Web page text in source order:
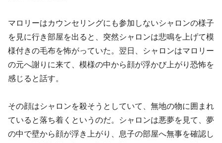
マロリーはカウンセリングにも参加しないシャロンの様子
を見に行き部屋を出ると、突然シャロンは悲鳴を上げて模
様付きの毛布を怖がっていた。翌日、シャロンはマロリー
の元へ謝りに来て、模様の中から顔が浮かび上がり恐怖を
感じると話す。
その顔はシャロンを殺そうとしていて、無地の物に囲まれ
ていると落ち着くというのだ。シャロンは悪夢を見て、夢
の中で壁から顔が浮き上がり、息子の部屋へ無事を確認し